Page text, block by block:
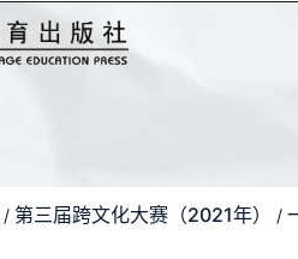
/ 第三届跨文化大赛（2021年） /